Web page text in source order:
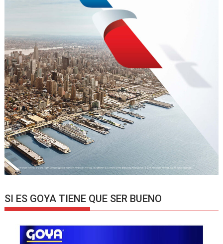
SI ES GOYA TIENE QUE SER BUENO